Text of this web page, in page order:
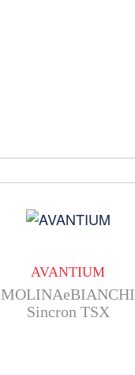
AVANTIUM
MOLINAeBIANCHI
Sincron TSX